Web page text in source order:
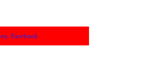
Facebook